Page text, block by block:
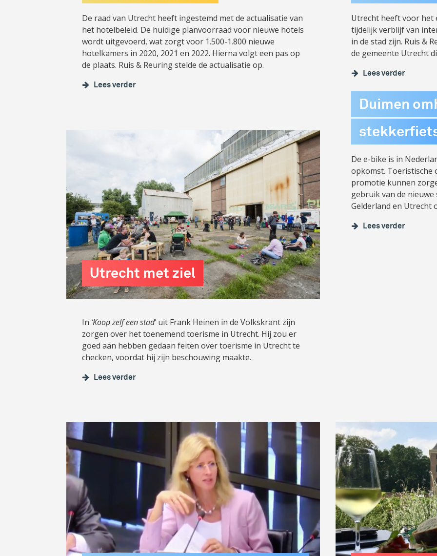
De raad van Utrecht heeft ingestemd met de actualisatie van
het hotelbeleid. De huidige planvoorraad voor nieuwe hotels
wordt uitgevoerd, wat zorgt voor 1.500-1.800 nieuwe
hotelkamers in 2020, 2021 en 2022. Hierna volgt een pas op
de plaats. Ruis & Reuring stelde de actualisatie op.
Lees verder
Utrecht heeft voor het
tijdelijk verblijf van
in de stad zijn. Ruis &
de gemeente Utrecht
Lees verder
Utrecht met ziel
In ‘Koop zelf een stad‘ uit Frank Heinen in de Volkskrant zijn
zorgen over het toenemend toerisme in Utrecht. Hij zou er
goed aan hebben gedaan feiten over toerisme in Utrecht te
checken, voordat hij zijn beschouwing maakte.
Lees verder
Duimen
De e-bike is in
opkomst. Toeristische
promotie kunnen
gebruik van de
Gelderland en Utrecht
Lees verder